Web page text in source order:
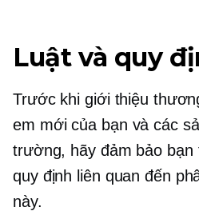
Luật và quy
Trước khi giới thiệu
em mới của bạn và các
trường, hãy đảm bảo bạn
quy định liên quan đến
này.